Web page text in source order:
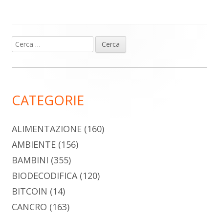
Barra
laterale
Ricerca
per:
CATEGORIE
ALIMENTAZIONE (160)
AMBIENTE (156)
BAMBINI (355)
BIODECODIFICA(120)
BITCOIN (14)
CANCRO (163)